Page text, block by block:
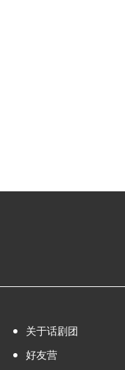
关于话剧团
好友营